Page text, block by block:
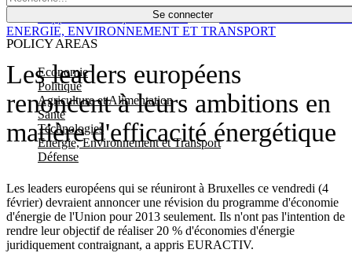
Se connecter
POLICY AREAS
Economie
Politique
Agriculture et Alimentation
Santé
Technologies
Energie, Environnement et Transport
Défense
Économie
Les leaders européens
renoncent à leurs ambitions en
matière d'efficacité énergétique
Les leaders européens qui se réuniront à Bruxelles ce vendredi (4
février) devraient annoncer une révision du programme d'économie
d'énergie de l'Union pour 2013 seulement. Ils n'ont pas l'intention de
rendre leur objectif de réaliser 20 % d'économies d'énergie
juridiquement contraignant, a appris EURACTIV.
ENERGIE, ENVIRONNEMENT ET TRANSPORT